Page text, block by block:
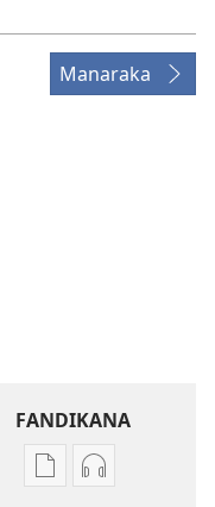
Manaraka
FANDIKANA
FandikanaFandikana